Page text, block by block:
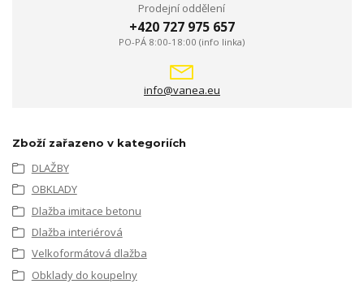
Prodejní oddělení
+420 727 975 657
PO-PÁ 8:00-18:00 (info linka)
info@vanea.eu
Zboží zařazeno v kategoriích
DLAŽBY
OBKLADY
Dlažba imitace betonu
Dlažba interiérová
Velkoformátová dlažba
Obklady do koupelny